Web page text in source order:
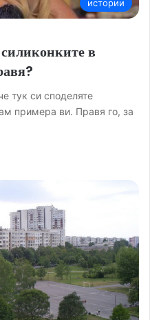
истории
в
тук си споделяте
примера ви. Правя го, за